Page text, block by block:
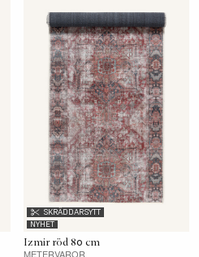
SKRÄDDARSYTT
NYHET
Izmir röd 80 cm
METERVAROR